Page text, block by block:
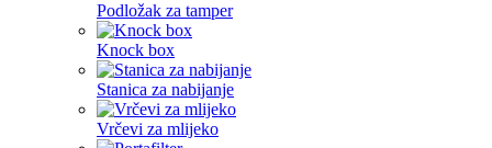
Podložak za tamper
Knock box
Stanica za nabijanje
Vrčevi za mlijeko